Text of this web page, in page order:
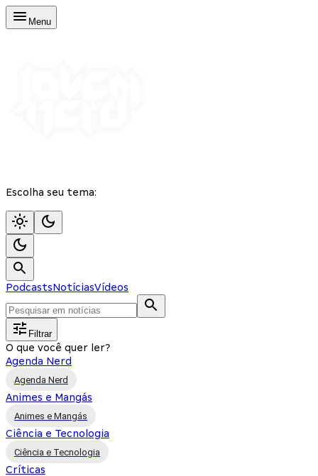
Menu
Escolha seu tema:
PodcastsNotíciasVídeos
Filtrar
O que você quer ler?
Agenda Nerd
Agenda Nerd
Animes e Mangás
Animes e Mangás
Ciência e Tecnologia
Ciência e Tecnologia
Críticas